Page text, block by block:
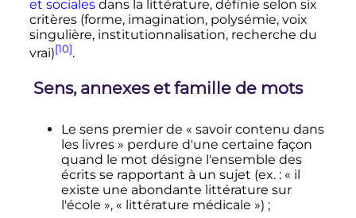
et socialesdans la littérature, définie selon six
critères (forme, imagination, polysémie, voix
singulière, institutionnalisation, recherche du
vrai)[10].
Sens, annexes et famille de mots
Le sens premier de « savoir contenu dans
les livres » perdure d'une certaine façon
quand le mot désigne l'ensemble des
écrits se rapportant à un sujet (ex. : « il
existe une abondante littérature sur
l'école », « littérature médicale ») ;